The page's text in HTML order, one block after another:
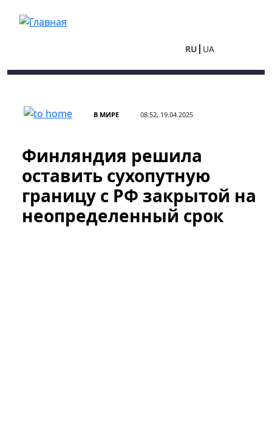
RU UA
В МИРЕ 08:52, 19.04.2025
Финляндия решила
оставить сухопутную
границу с РФ закрытой на
неопределенный срок